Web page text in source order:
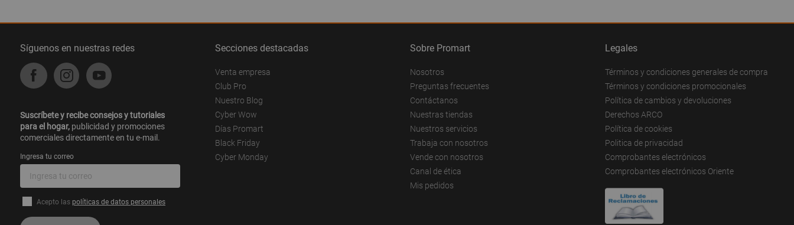
Síguenos en nuestras redes
Suscríbete y recibe consejos y tutoriales
para el hogar, publicidad y promociones
comerciales directamente en tu e-mail.
Ingresa tu correo
Acepto las políticas de datos personales
Secciones destacadas
Venta empresa
Club Pro
Nuestro Blog
Cyber Wow
Días Promart
Black Friday
Cyber Monday
Sobre Promart
Nosotros
Preguntas frecuentes
Contáctanos
Nuestras tiendas
Nuestros servicios
Trabaja con nosotros
Vende con nosotros
Canal de ética
Mis pedidos
Legales
Términos y condiciones generales de compra
Términos y condiciones promocionales
Política de cambios y devoluciones
Derechos ARCO
Política de cookies
Politica de privacidad
Comprobantes electrónicos
Comprobantes electrónicos Oriente